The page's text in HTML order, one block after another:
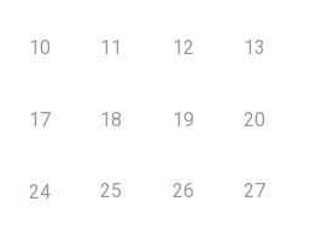
10 11 12 13
17 18 19 20
24 25 26 27